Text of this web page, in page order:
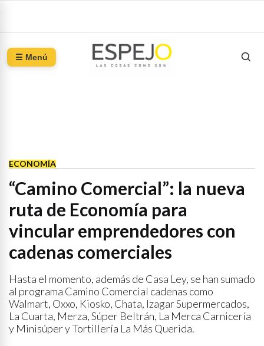
☰ Menú
ECONOMÍA
“Camino Comercial”: la nueva
ruta de Economía para
vincular emprendedores con
cadenas comerciales
Hasta el momento, además de Casa Ley, se han sumado
al programa Camino Comercial cadenas como
Walmart, Oxxo, Kiosko, Chata, Izagar Supermercados,
La Cuarta, Merza, Súper Beltrán, La Merca Carnicería
y Minisúper y Tortillería La Más Querida.